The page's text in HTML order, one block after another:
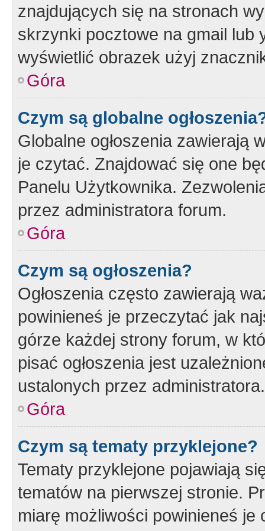
znajdujących się na stronach
skrzynki pocztowe na gmail lub
wyświetlić obrazek użyj
Góra
Czym są globalne
Globalne ogłoszenia zawierają
je czytać. Znajdować się one
Panelu Użytkownika.
przez administratora forum.
Góra
Czym są ogłoszenia?
Ogłoszenia często zawierają
powinieneś je przeczytać jak
górze każdej strony forum, w
pisać ogłoszenia jest
ustalonych przez administratora.
Góra
Czym są tematy przyklejone?
Tematy przyklejone pojawiają
tematów na pierwszej stronie.
miarę możliwości powinieneś je